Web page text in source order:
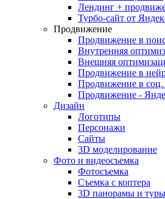
Лендинг +
Турбо-сайт от
Продвижение
Продвижение в
Внутренняя
Внешняя
Продвижение в
Продвижение в соц.
Продвижение -
Дизайн
Логотипы
Персонажи
Сайты
3D моделирование
Фото и видеосъемка
Фотосъемка
Съемка с коптера
3D панорамы и туры